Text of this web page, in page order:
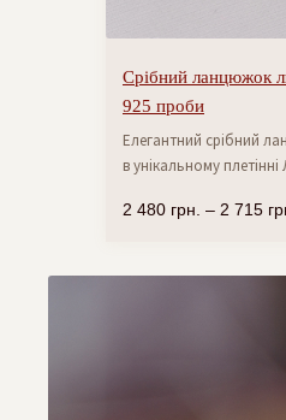
Срібний ланцюжок
925 проби
Елегантний срібний
в унікальному
2 480 грн. – 2 715